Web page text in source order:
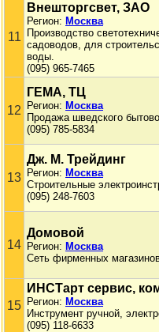
11
Внешторгсвет, ЗАО
Регион: Москва
Производство
садоводов, для
воды.
(095) 965-7465
12
ГЕМА, ТЦ
Регион: Москва
Продажа шведского
(095) 785-5834
13
Дж. М. Трейдинг
Регион: Москва
Строительные
(095) 248-7603
14
Домовой
Регион: Москва
Сеть фирменных
15
ИНСТарт сервис,
Регион: Москва
Инструмент ручной,
(095) 118-6633